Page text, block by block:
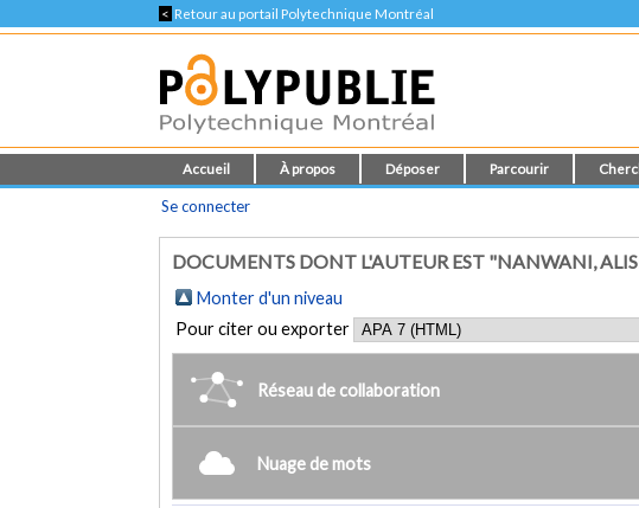
< Retour au portail Polytechnique Montréal
Accueil À propos Déposer Parcourir
Se connecter
DOCUMENTS DONT L'AUTEUR EST "NANWANI,
Monter d'un niveau
Pour citer ou exporter
Réseau de collaboration
Nuage de mots